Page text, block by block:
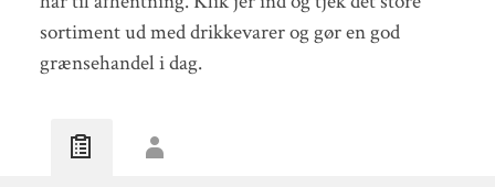
sortiment ud med drikkevarer og gør en god
grænsehandel i dag.